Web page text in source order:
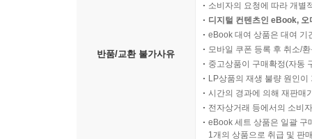
반품/교환 불가사유
소비자의 요청에 따라 개별
디지털 컨텐츠인 eBook,
eBook 대여 상품은 대여 기
모바일 쿠폰 등록 후 취소/
중고상품이 구매확정(자동
LP상품의 재생 불량 원인
시간의 경과에 의해 재판매
전자상거래 등에서의 소비
eBook 세트 상품은 일괄 구
1개의 상품으로 취급 및 판